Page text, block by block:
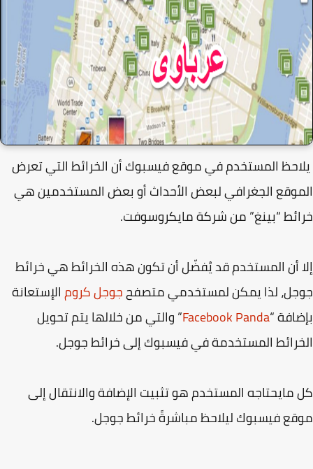
المستخدم في موقع فيسبوك أن الخرائط التي تعرض
الجغرافي لبعض الأحداث أو بعض المستخدمين هي
“بينغ” من شركة مايكروسوفت.
أن المستخدم قد يُفضّل أن تكون هذه الخرائط هي خرائط
لذا يمكن لمستخدمي متصفحجوجل كرومالإستعانة
“
Facebook Panda” والتي من خلالها يتم تحويل
المستخدمة في فيسبوك إلى خرائط جوجل.
المستخدم هو تثبيت الإضافة والانتقال إلى
فيسبوك ليلاحظ مباشرةً خرائط جوجل.